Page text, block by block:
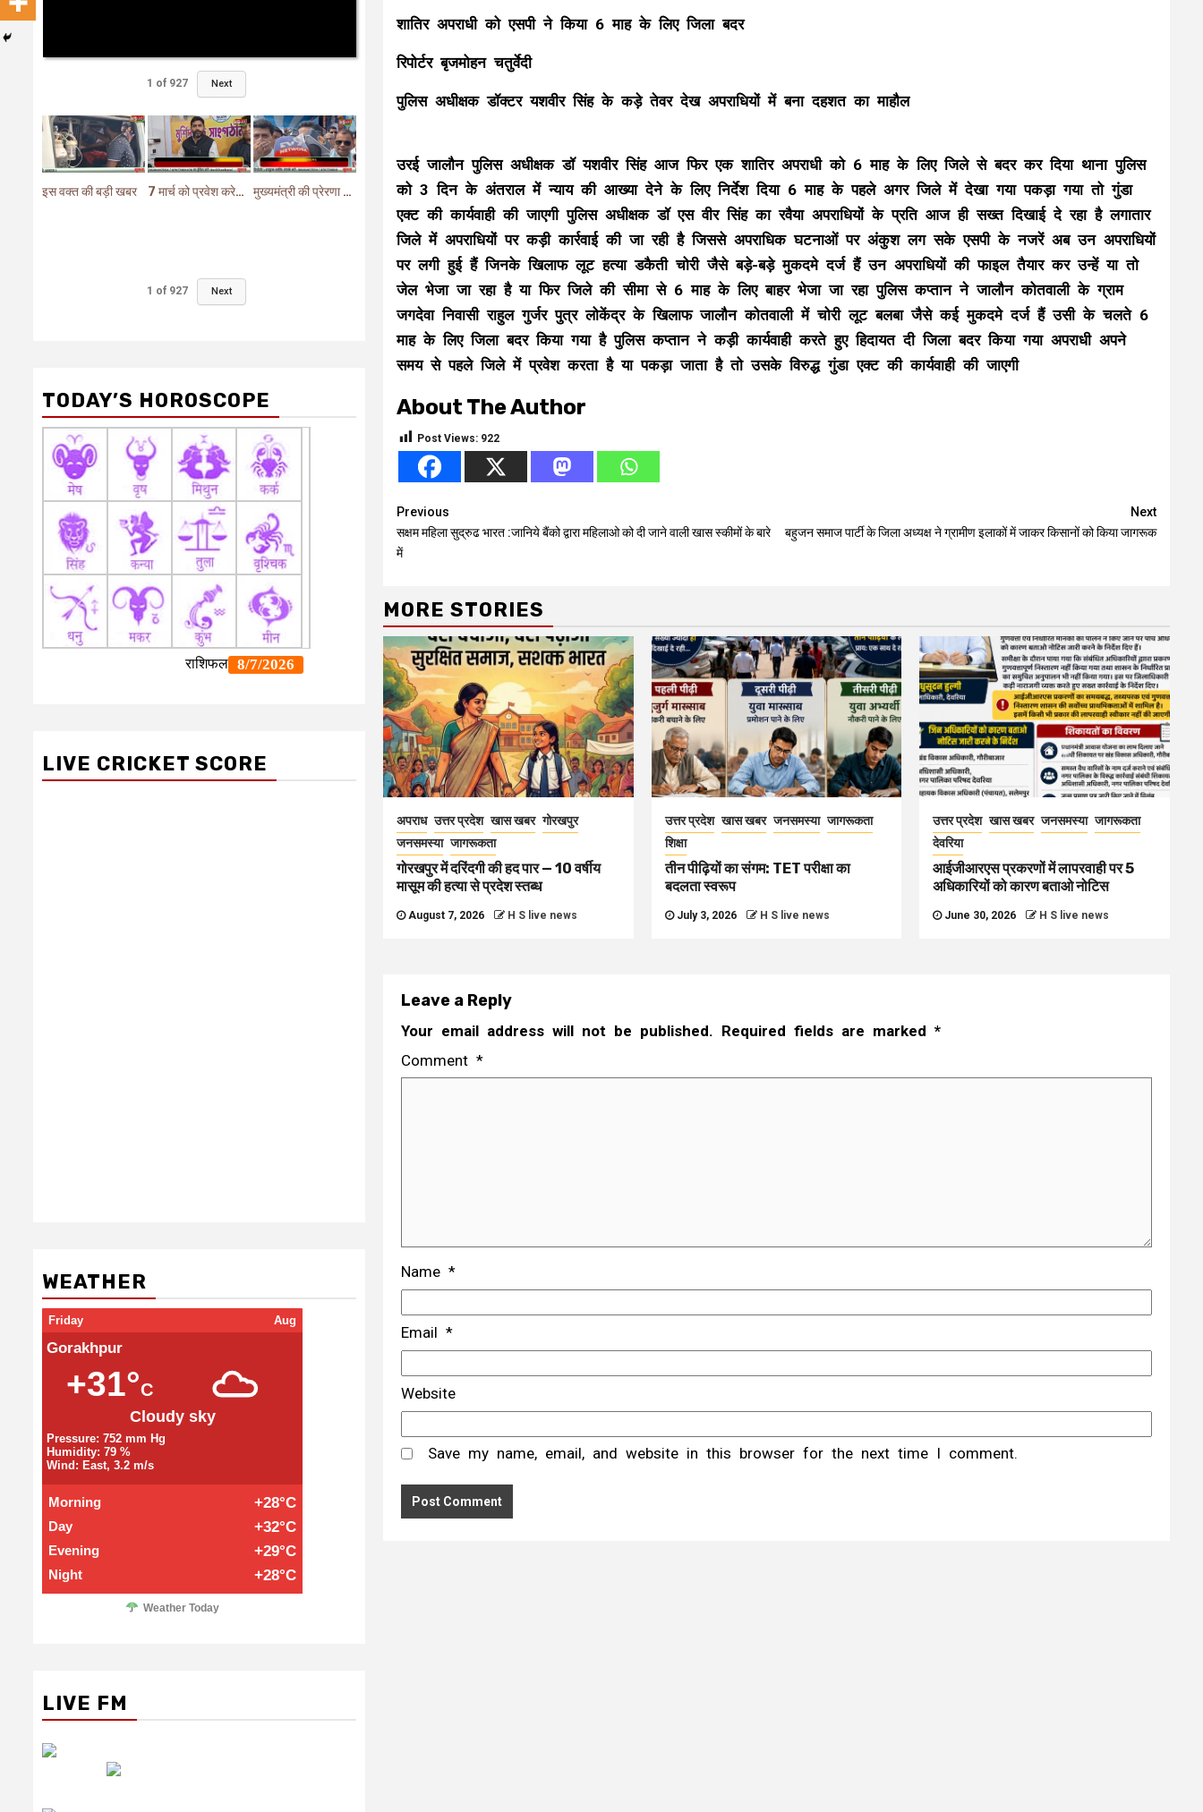
शातिर अपराधी को एसपी ने किया 6 माह के लिए जिला बदर
रिपोर्टर बृजमोहन चतुर्वेदी
पुलिस अधीक्षक डॉक्टर यशवीर सिंह के कड़े तेवर देख अपराधियों में बना दहशत का माहौल
उरई जालौन पुलिस अधीक्षक डॉ यशवीर सिंह आज फिर एक शातिर अपराधी को 6 माह के लिए जिले से बदर कर दिया थाना पुलिस
को 3 दिन के अंतराल में न्याय की आख्या देने के लिए निर्देश दिया 6 माह के पहले अगर जिले में देखा गया पकड़ा गया तो गुंडा
एक्ट की कार्यवाही की जाएगी पुलिस अधीक्षक डॉ एस वीर सिंह का रवैया अपराधियों के प्रति आज ही सख्त दिखाई दे रहा है लगातार
जिले में अपराधियों पर कड़ी कार्रवाई की जा रही है जिससे अपराधिक घटनाओं पर अंकुश लग सके एसपी के नजरें अब उन अपराधियों
पर लगी हुई हैं जिनके खिलाफ लूट हत्या डकैती चोरी जैसे बड़े-बड़े मुकदमे दर्ज हैं उन अपराधियों की फाइल तैयार कर उन्हें या तो
जेल भेजा जा रहा है या फिर जिले की सीमा से 6 माह के लिए बाहर भेजा जा रहा पुलिस कप्तान ने जालौन कोतवाली के ग्राम
जगदेवा निवासी राहुल गुर्जर पुत्र लोकेंद्र के खिलाफ जालौन कोतवाली में चोरी लूट बलबा जैसे कई मुकदमे दर्ज हैं उसी के चलते 6
माह के लिए जिला बदर किया गया है पुलिस कप्तान ने कड़ी कार्यवाही करते हुए हिदायत दी जिला बदर किया गया अपराधी अपने
समय से पहले जिले में प्रवेश करता है या पकड़ा जाता है तो उसके विरुद्ध गुंडा एक्ट की कार्यवाही की जाएगी
About The Author
Post Views: 922
Continue
Reading
Previous
सक्षम महिला सुद्रुढ भारत :जानिये बैंको द्वारा महिलाओ को दी जाने वाली खास स्कीमों के बारे
में
Next
बहुजन समाज पार्टी के जिला अध्यक्ष ने ग्रामीण इलाकों में जाकर किसानों को किया जागरूक
MORE STORIES
अपराध उत्तर प्रदेश खास खबर गोरखपुर
जनसमस्या जागरूकता
गोरखपुर में दरिंदगी की हद पार — 10 वर्षीय
मासूम की हत्या से प्रदेश स्तब्ध
August 7, 2026 H S live news
उत्तर प्रदेश खास खबर जनसमस्या जागरूकता
शिक्षा
तीन पीढ़ियों का संगम: TET परीक्षा का
बदलता स्वरूप
July 3, 2026 H S live news
उत्तर प्रदेश खास खबर जनसमस्या जागरूकता
देवरिया
आईजीआरएस प्रकरणों में लापरवाही पर 5
अधिकारियों को कारण बताओ नोटिस
June 30, 2026 H S live news
Leave a Reply
Your email address will not be published. Required fields are marked *
Comment *
Name *
Email *
Website
Save my name, email, and website in this browser for the next time I comment.
1 of 927 Next
इस वक्त की बड़ी खबर 7 मार्च को प्रवेश करेगा मुर्शिदाबाद में बीजेपी का परिवर्तन यात्रा रथ मुख्यमंत्री की प्रेरणा से दो महत्वपूर्ण योजनाओं का हुआ शिलान्यास
1 of 927 Next
TODAY’S HOROSCOPE
LIVE CRICKET SCORE
WEATHER
Friday Aug
Gorakhpur
+31°C
Cloudy sky
Pressure: 752 mm Hg
Humidity: 79 %
Wind: East, 3.2 m/s
Morning +28°C
Day +32°C
Evening +29°C
Night +28°C
Weather Today
LIVE FM